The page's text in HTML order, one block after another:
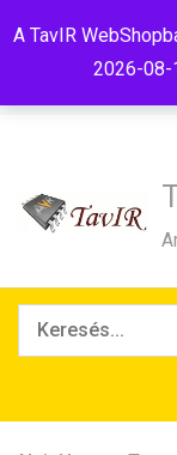
A TavIR
2026-08-